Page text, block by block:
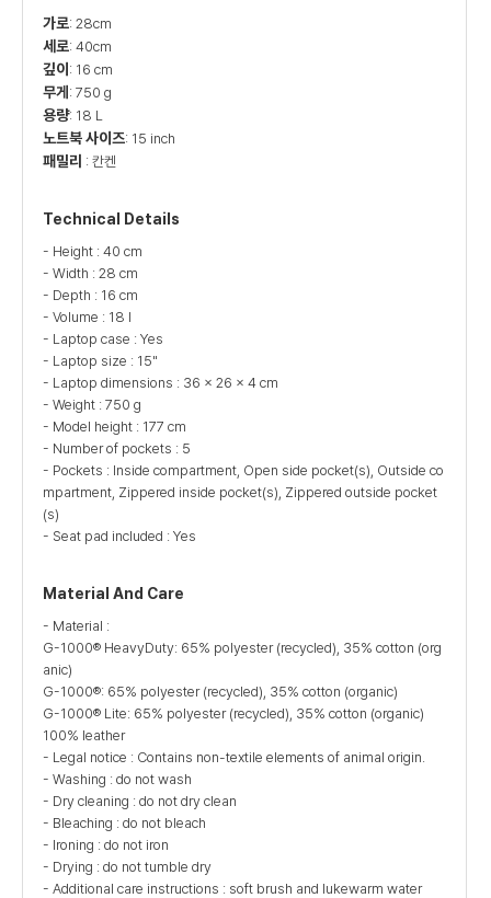
가로: 28cm
세로: 40cm
깊이: 16 cm
무게: 750 g
용량: 18 L
노트북 사이즈: 15 inch
패밀리 : 칸켄
Technical Details
- Height : 40 cm
- Width : 28 cm
- Depth : 16 cm
- Volume : 18 l
- Laptop case : Yes
- Laptop size : 15"
- Laptop dimensions : 36 x 26 x 4 cm
- Weight : 750 g
- Model height : 177 cm
- Number of pockets : 5
- Pockets : Inside compartment, Open side pocket(s), Outside co
mpartment, Zippered inside pocket(s), Zippered outside pocket
(s)
- Seat pad included : Yes
Material And Care
- Material :
G-1000® HeavyDuty: 65% polyester (recycled), 35% cotton (org
anic)
G-1000®: 65% polyester (recycled), 35% cotton (organic)
G-1000® Lite: 65% polyester (recycled), 35% cotton (organic)
100% leather
- Legal notice : Contains non-textile elements of animal origin.
- Washing : do not wash
- Dry cleaning : do not dry clean
- Bleaching : do not bleach
- Ironing : do not iron
- Drying : do not tumble dry
- Additional care instructions : soft brush and lukewarm water